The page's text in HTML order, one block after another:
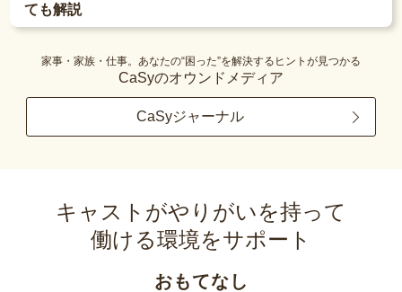
ても解説
家事・家族・仕事。あなたの“困った”を解決するヒントが見つかる
CaSyのオウンドメディア
CaSyジャーナル
キャストがやりがいを持って
働ける環境をサポート
おもてなし